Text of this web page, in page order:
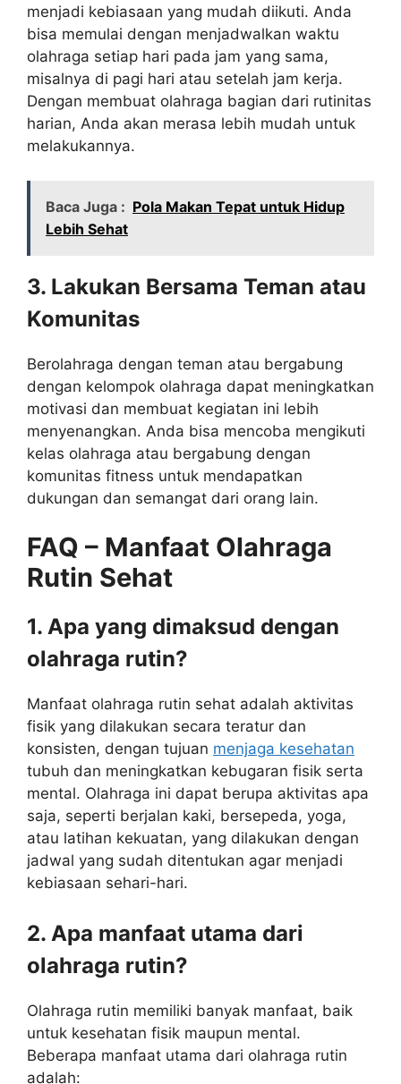
menjadi kebiasaan yang mudah diikuti. Anda
bisa memulai dengan menjadwalkan waktu
olahraga setiap hari pada jam yang sama,
misalnya di pagi hari atau setelah jam kerja.
Dengan membuat olahraga bagian dari rutinitas
harian, Anda akan merasa lebih mudah untuk
melakukannya.
Baca Juga : Pola Makan Tepat untuk Hidup
Lebih Sehat
3. Lakukan Bersama Teman atau
Komunitas
Berolahraga dengan teman atau bergabung
dengan kelompok olahraga dapat meningkatkan
motivasi dan membuat kegiatan ini lebih
menyenangkan. Anda bisa mencoba mengikuti
kelas olahraga atau bergabung dengan
komunitas fitness untuk mendapatkan
dukungan dan semangat dari orang lain.
FAQ – Manfaat Olahraga
Rutin Sehat
1. Apa yang dimaksud dengan
olahraga rutin?
Manfaat olahraga rutin sehat adalah aktivitas
fisik yang dilakukan secara teratur dan
konsisten, dengan tujuan menjaga kesehatan
tubuh dan meningkatkan kebugaran fisik serta
mental. Olahraga ini dapat berupa aktivitas apa
saja, seperti berjalan kaki, bersepeda, yoga,
atau latihan kekuatan, yang dilakukan dengan
jadwal yang sudah ditentukan agar menjadi
kebiasaan sehari-hari.
2. Apa manfaat utama dari
olahraga rutin?
Olahraga rutin memiliki banyak manfaat, baik
untuk kesehatan fisik maupun mental.
Beberapa manfaat utama dari olahraga rutin
adalah: